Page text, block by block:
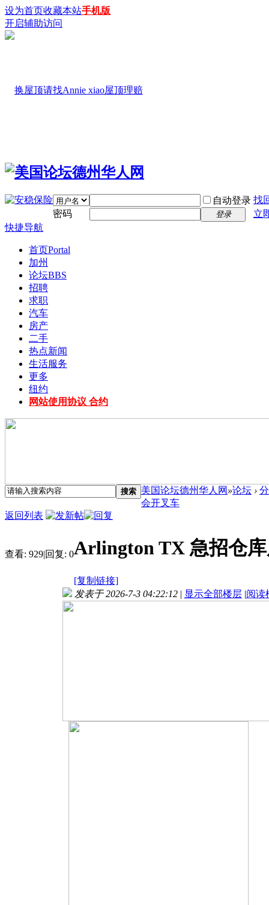
设为首页收藏本站手机版
开启辅助访问
自动登录 找
密码
登录
立
快捷导航
首页Portal
加州
论坛BBS
招聘
求职
汽车
房产
二手
热点新闻
生活服务
更多
纽约
网站使用协议 合约
搜索 美国论坛德州华人网 »论坛 ›
会开叉车
返回列表
查看: 929|回复: 0Arlington TX 急招仓
[复制链接]
发表于 2026-7-3 04:22:12 | 显示全部楼层 |阅读